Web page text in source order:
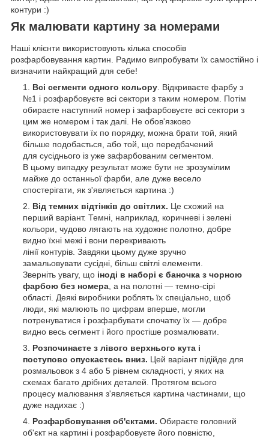
контури :)
Як малювати картину за номерами
Наші клієнти використовують кілька способів
розфарбовування картин. Радимо випробувати їх самостійно і
визначити найкращий для себе!
Всі сегменти одного кольору . Відкриваєте фарбу з
№1 і розфарбовуєте всі сектори з таким номером. Потім
обираєте наступний номер і зафарбовуєте всі сектори з
цим же номером і так далі. Не обов'язково
використовувати їх по порядку, можна брати той, який
більше подобається, або той, що передбачений
для сусіднього із уже зафарбованим сегментом.
В цьому випадку результат може бути не зрозумілим
майже до останньої фарби, але дуже весело
спостерігати, як з'являється картина :)
Від темних відтінків до світлих. Це схожий на
перший варіант. Темні, наприклад, коричневі і зелені
кольори, чудово лягають на художнє полотно, добре
видно їхні межі і вони перекривають
лінії контурів. Завдяки цьому дуже зручно
замальовувати сусідні, більш світлі елементи.
Зверніть увагу, що іноді в наборі є баночка з чорною
фарбою без номера , а на полотні — темно-сірі
області. Деякі виробники роблять їх спеціально, щоб
люди, які малюють по цифрам вперше, могли
потренуватися і розфарбувати спочатку їх — добре
видно весь сегмент і його простіше розмалювати.
Розпочинаєте з лівого верхнього кута і
поступово опускаєтесь вниз. Цей варіант підійде для
розмальовок з 4 або 5 рівнем складності, у яких на
схемах багато дрібних деталей. Протягом всього
процесу малювання з'являється картина частинами, що
дуже надихає :)
Розфарбовування об'єктами. Обираєте головний
об'єкт на картині і розфарбовуєте його повністю,